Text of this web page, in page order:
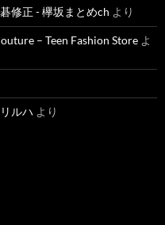
修正 - 欅坂まとめch より
– Teen Fashion Store よ
ルハ より